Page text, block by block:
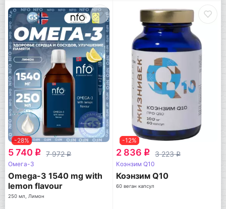
-28%
5 740 q 7 972q
Омега-3
Omega-3 1540 mg with
lemon flavour
250 мл, Лимон
-12%
2 836 q 3 223q
Коэнзим Q10
Коэнзим Q10
60 веган капсул